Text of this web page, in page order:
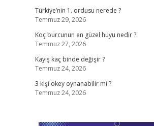
Türkiye’nin 1. ordusu nerede ?
Temmuz 29, 2026
Koç burcunun en güzel huyu nedir ?
Temmuz 27, 2026
Kayış kaç binde değişir ?
Temmuz 24, 2026
3 kişi okey oynanabilir mi ?
Temmuz 24, 2026